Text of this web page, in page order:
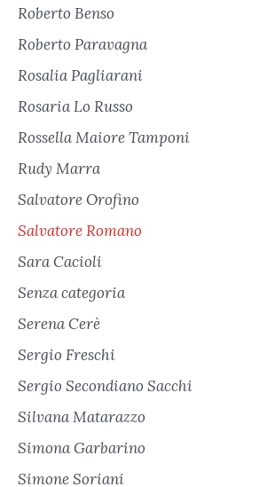
Roberto Benso
Roberto Paravagna
Rosalia Pagliarani
Rosaria Lo Russo
Rossella Maiore Tamponi
Rudy Marra
Salvatore Orofino
Salvatore Romano
Sara Cacioli
Senza categoria
Serena Cerè
Sergio Freschi
Sergio Secondiano Sacchi
Silvana Matarazzo
Simona Garbarino
Simone Soriani